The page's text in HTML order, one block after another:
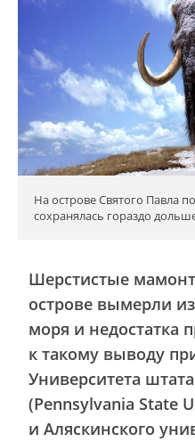
На острове Святого Павла
сохранялась гораздо
Шерстистые
острове вымерли
моря и недостатка
к такому выводу
Университета
(Pennsylvania State
и Аляскинского